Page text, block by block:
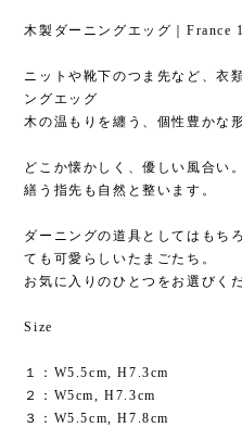
木製ダーニングエッグ｜France
ニットや靴下のつま先など、衣
ングエッグ
木の温もりを纏う、個性豊かな
どこか懐かしく、優しい風合い。
繕う指先も自然と整います。
ダーニングの道具としてはもち
ても可愛らしいたまごたち。
お気に入りのひとつをお選びく
Size
１：W5.5cm, H7.3cm
２：W5cm, H7.3cm
３：W5.5cm, H7.8cm